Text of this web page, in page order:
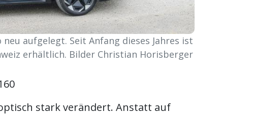
aufgelegt. Seit Anfang dieses Jahres ist
erhältlich. Bilder Christian Horisberger
stark verändert. Anstatt auf